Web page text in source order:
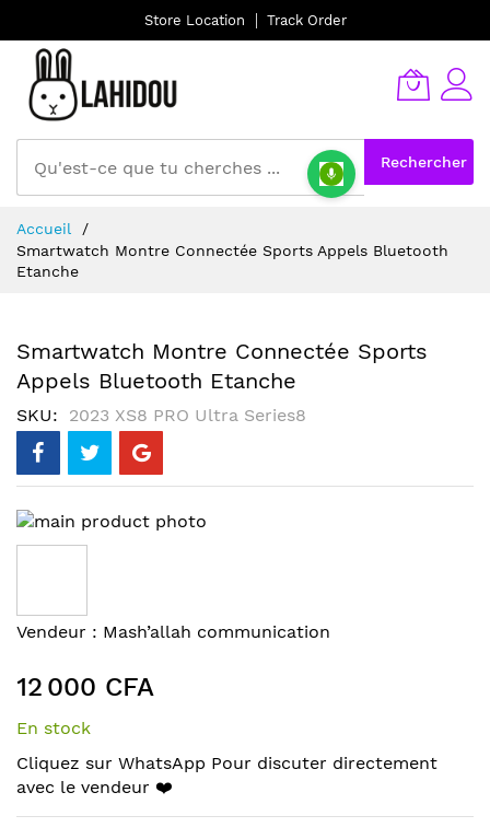
Store Location Track Order
Rechercher
au
contenu
Accueil
Smartwatch Montre Connectée Sports Appels Bluetooth
Etanche
Smartwatch Montre Connectée Sports
Appels Bluetooth Etanche
SKU 2023 XS8 PRO Ultra Series8
Skip
to
of
the
gallery
Skip
the
beginning
of
images
gallery
Vendeur : Mash’allah communication
12 000 CFA
En stock
Cliquez sur WhatsApp Pour discuter directement
avec le vendeur ❤️‍